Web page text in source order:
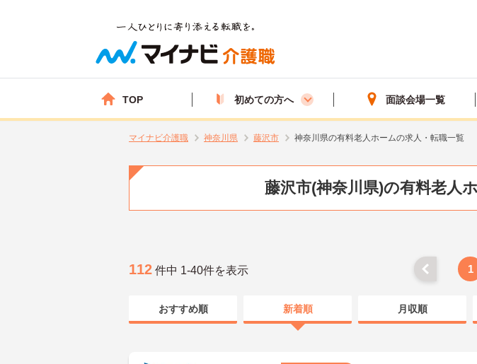
TOP 初めての方へ 面談会場一覧
マイナビ介護職 神奈川県 藤沢市 神奈川県の有料老人ホームの求人・転職一覧
藤沢市(神奈川県)の有料老人
112 件中 1-40件を表示 1
おすすめ順 新着順 月収順